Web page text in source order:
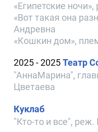
«Египетские
«Вот такая она
Андревна
«Кошкин дом»,
2025 - 2025Театр
"АннаМарина",
Цветаева
Куклаб
"Кто-то и все",